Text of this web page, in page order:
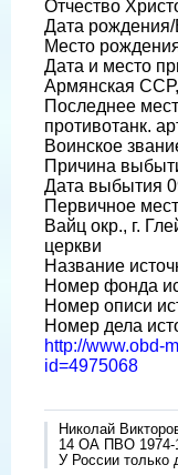
Отчество
Дата рождения/
Место
Дата и место
Армянская
Последнее
противотанк.
Воинское
Причина
Дата выбытия
Первичное
Вайц окр., г.
церкви
Название
Номер фонда
Номер описи
Номер дела
http://www.obd-
id=4975068
Николай
14 ОА ПВО 1974-
У России только